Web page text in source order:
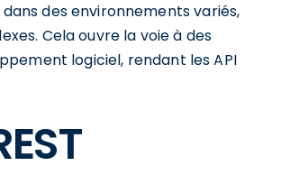
des environnements variés,
Cela ouvre la voie à des
logiciel, rendant les API